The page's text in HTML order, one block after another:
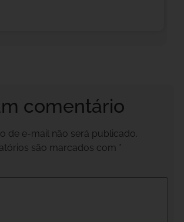
comentário
de e-mail não será publicado.
são marcados com *